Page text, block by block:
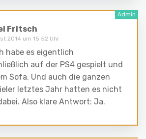
Fritsch
2014 um 15:52 Uhr
habe es eigentlich
auf der PS4 gespielt und
Sofa. Und auch die ganzen
letztes Jahr hatten es nicht
Also klare Antwort: Ja.